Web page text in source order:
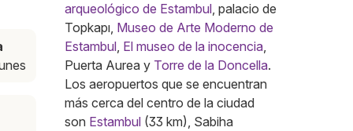
arqueológico de Estambul, palacio de
Topkapı, Museo de Arte Moderno de
Estambul, El museo de la inocencia,
Puerta Aurea y Torre de la Doncella.
Los aeropuertos que se encuentran
más cerca del centro de la ciudad
son Estambul (33 km), Sabiha